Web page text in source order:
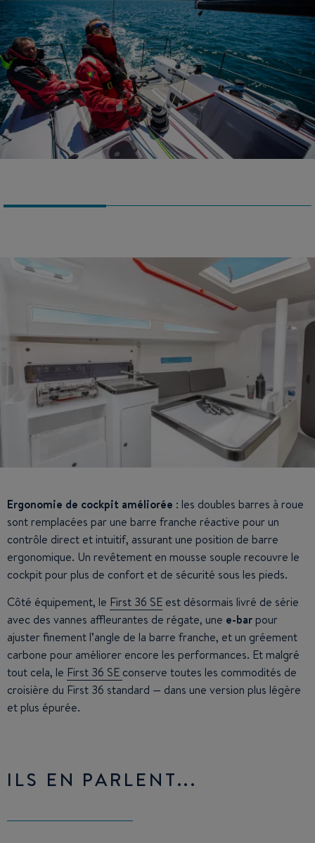
Ergonomie de cockpit améliorée : les doubles barres à roue
sont remplacées par une barre franche réactive pour un
contrôle direct et intuitif, assurant une position de barre
ergonomique. Un revêtement en mousse souple recouvre le
cockpit pour plus de confort et de sécurité sous les pieds.
Côté équipement, le First 36 SE est désormais livré de série
avec des vannes affleurantes de régate, une e-bar pour
ajuster finement l’angle de la barre franche, et un gréement
carbone pour améliorer encore les performances. Et malgré
tout cela, le First 36 SE conserve toutes les commodités de
croisière du First 36 standard — dans une version plus légère
et plus épurée.
ILS EN PARLENT...